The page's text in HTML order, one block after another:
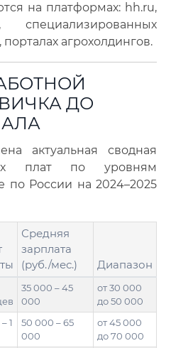
на платформах: hh.ru,
специализированных
агрохолдингов.
ДО
актуальная сводная
плат по уровням
по России на 2024–2025
Средняя
зарплата
(руб./мес.)
Диапазон
35 000 – 45
000
от 30 000
до 50 000
1
50 000 – 65
000
от 45 000
до 70 000